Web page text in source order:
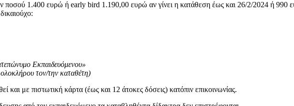
ποσού 1.400 ευρώ ή early bird 1.190,00 ευρώ αν γίνει η κατάθεση έως και 26/2/2024 ή 990
Εκπαιδευόμενου»
τον/την καταθέτη)
και με πιστωτική κάρτα (έως και 12 άτοκες δόσεις) κατόπιν επικοινωνίας.